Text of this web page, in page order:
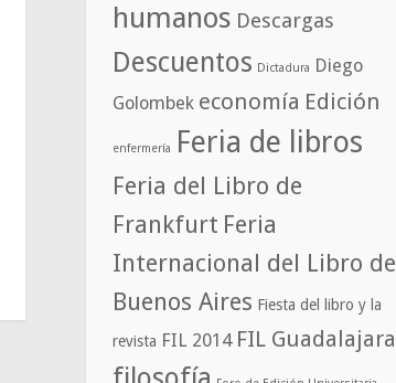
humanos Descargas
Descuentos Dictadura Diego
Golombek economía Edición
enfermería Feria de libros
Feria del Libro de
Frankfurt Feria
Internacional del Libro de
Buenos Aires Fiesta del libro y la
revista FIL 2014 FIL Guadalajara